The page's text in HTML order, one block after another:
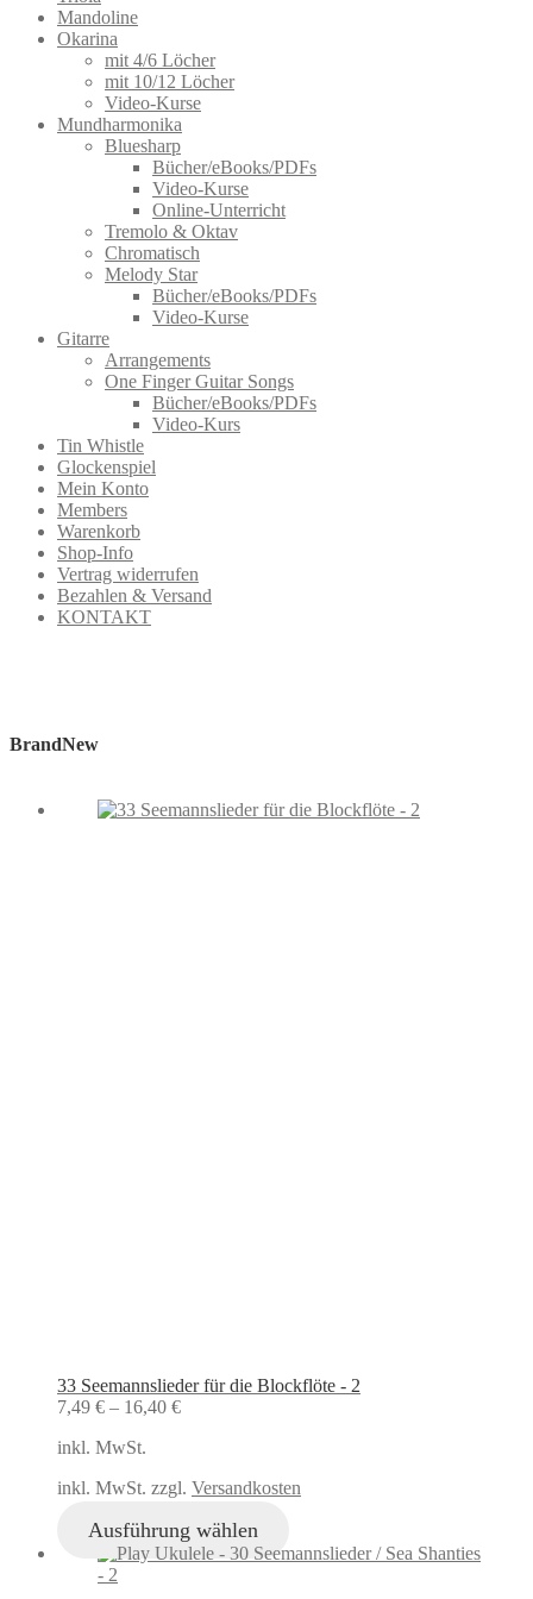
Mandoline
Okarina
mit 4/6 Löcher
mit 10/12 Löcher
Video-Kurse
Mundharmonika
Bluesharp
Bücher/eBooks/PDFs
Video-Kurse
Online-Unterricht
Tremolo & Oktav
Chromatisch
Melody Star
Bücher/eBooks/PDFs
Video-Kurse
Gitarre
Arrangements
One Finger Guitar Songs
Bücher/eBooks/PDFs
Video-Kurs
Tin Whistle
Glockenspiel
Mein Konto
Members
Warenkorb
Shop-Info
Vertrag widerrufen
Bezahlen & Versand
KONTAKT
BrandNew
33 Seemannslieder für die Blockflöte - 2
7,49 € – 16,40 €
inkl. MwSt.
inkl. MwSt. zzgl. Versandkosten
Ausführung wählen